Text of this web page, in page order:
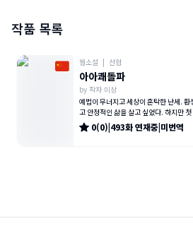
작품 목록
웹소설 | 선협
아아쾌돌파
by 작자 미상
예법이 무너지고 세상이 혼탁한 난세.
고 안정적인 삶을 살고 싶었다. 하지만
는 자신이 가진 특별한
0(0)|493화연재중|미번역